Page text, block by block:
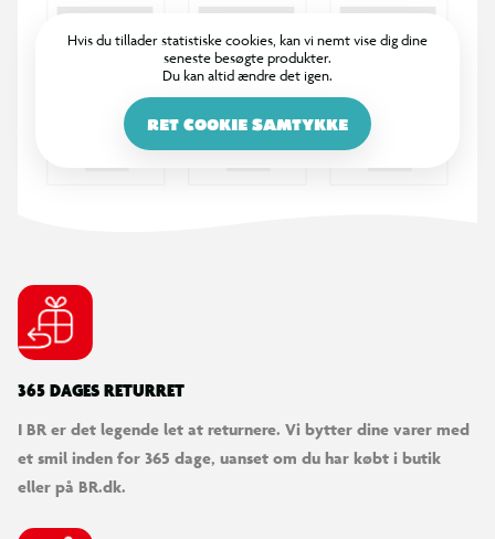
Hvis du tillader statistiske cookies, kan vi nemt vise dig dine
seneste besøgte produkter.
Du kan altid ændre det igen.
RET COOKIE SAMTYKKE
365 DAGES RETURRET
I BR er det legende let at returnere. Vi bytter dine varer med
et smil inden for 365 dage, uanset om du har købt i butik
eller på BR.dk.